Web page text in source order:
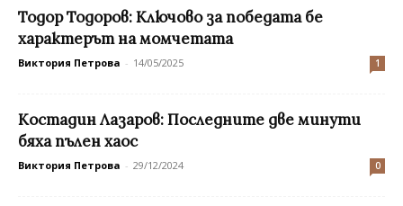
Тодор Тодоров: Ключово за победата бе
характерът на момчетата
Виктория Петрова - 14/05/2025 1
Костадин Лазаров: Последните две минути
бяха пълен хаос
Виктория Петрова - 29/12/2024 0